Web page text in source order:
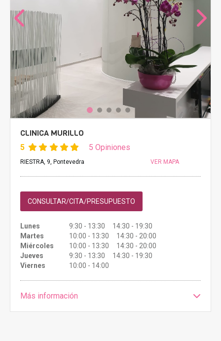
CLINICA MURILLO
5 5 Opiniones
RIESTRA, 9, Pontevedra VER MAPA
CONSULTAR/CITA/PRESUPUESTO
Lunes
9:30 - 13:30 14:30 - 19:30
Martes
10:00 - 13:30 14:30 - 20:00
Miércoles
10:00 - 13:30 14:30 - 20:00
Jueves
9:30 - 13:30 14:30 - 19:30
Viernes
10:00 - 14:00
Más información